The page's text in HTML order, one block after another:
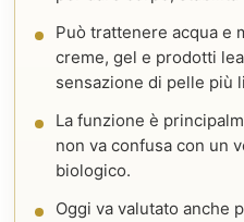
Può trattenere acqua e
creme, gel e prodotti
sensazione di pelle più
La funzione è
non va confusa con un
biologico.
Oggi va valutato anche